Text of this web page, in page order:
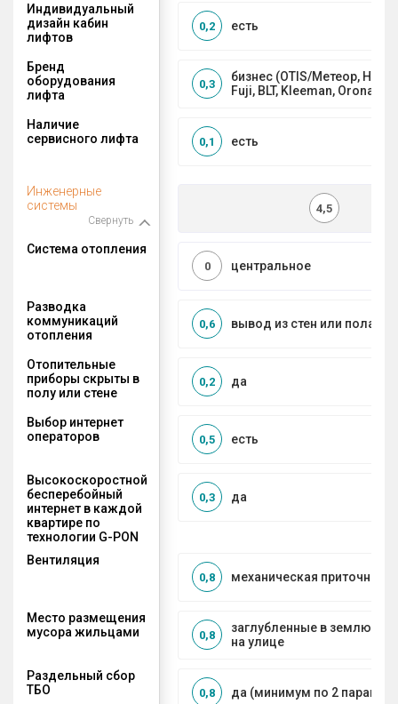
Индивидуальный
дизайн кабин
лифтов
есть
0,2
Бренд
оборудования
лифта
бизнес (OTIS/Метеор,
Fuji, BLT, Kleeman, Orona)
0,3
Наличие
сервисного лифта
есть
0,1
Инженерные
системы
Свернуть
4,5
Система отопления
центральное
0
Разводка
коммуникаций
отопления
вывод из стен или пола
0,6
Отопительные
приборы скрыты в
полу или стене
да
0,2
Выбор интернет
операторов
есть
0,5
Высокоскоростной
бесперебойный
интернет в каждой
квартире по
технологии G-PON
да
0,3
Вентиляция
механическая приточно-
0,8
Место размещения
мусора жильцами
заглубленные в землю
на улице
0,8
Раздельный сбор
ТБО
да (минимум по 2
0,8